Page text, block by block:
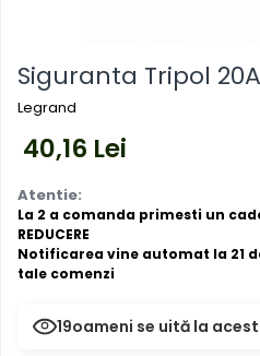
Lustre
Spoturi led pe sina
Prelungitoare/Derulatoare
Prize
Starter/Droser
Întrerupătoare/Comutatoare
Ştechere/Stecher adaptor
Siguranta Tripol 20A
Legrand
40,16 Lei
Atentie:
La 2 a comanda primesti un
REDUCERE
Notificarea vine automat la 21
tale comenzi
19oameni se uită la